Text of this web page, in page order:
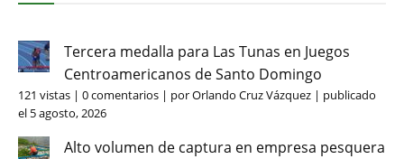
Tercera medalla para Las Tunas en Juegos
Centroamericanos de Santo Domingo
121 vistas | 0 comentarios | porOrlando Cruz Vázquez | publicado
el 5 agosto, 2026
Alto volumen de captura en empresa pesquera